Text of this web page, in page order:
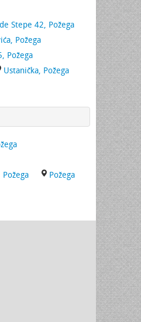
Stepe 42, Požega
Požega
Požega
Ustanička, Požega
Požega